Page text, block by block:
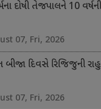
દોષી તેજપાલને 10
07, Fri, 2026
બીજા દિવસે રિજિજુની
07, Fri, 2026